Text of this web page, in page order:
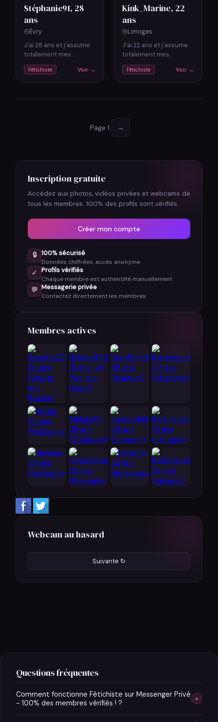
Stéphanie91, 28
ans
Évry
J'ai 28 ans et j'assume
totalement mes
fétichismes. Je fais du
yoga tous les matins.
J'ai une...…
Fétichiste Voir →
Kink_Marine, 22
ans
Limoges
J'ai 22 ans et j'assume
totalement mes
fétichismes. Je suis
passionnée de cuisine
et de voyages....…
Fétichiste Voir →
Page 1 →
Inscription gratuite
Accédez aux photos, vidéos privées et webcams de
tous les membres. 100% des profils sont vérifiés.
Créer mon compte
🔒 100% sécurisé
Données chiffrées, accès anonyme
✓ Profils vérifiés
Chaque membre est authentifié manuellement
💬 Messagerie privée
Contactez directement les membres
Membres actives
Webcam au hasard
Suivante ↻
Questions fréquentes
Comment fonctionne Fétichiste sur Messenger Privé
- 100% des membres vérifiés ! ?
+